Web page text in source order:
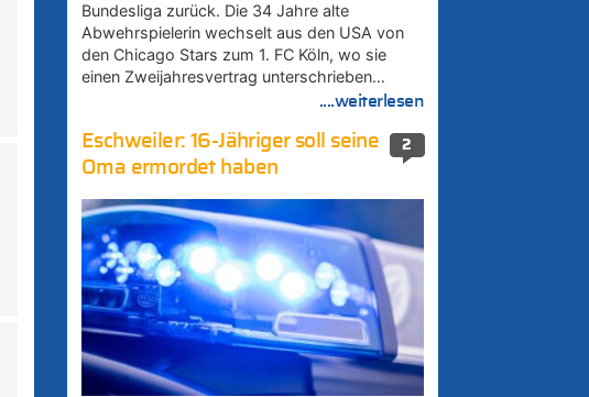
Bundesliga zurück. Die 34 Jahre alte
Abwehrspielerin wechselt aus den USA von
den Chicago Stars zum 1. FC Köln, wo sie
einen Zweijahresvertrag unterschrieben…
....weiterlesen
2
Eschweiler: 16-Jähriger soll seine
Oma ermordet haben